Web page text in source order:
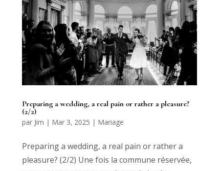
Preparing a wedding, a real pain or rather a pleasure?
(2/2)
par Jim | Mar 3, 2025 | Mariage
Preparing a wedding, a real pain or rather a
pleasure? (2/2) Une fois la commune réservée,